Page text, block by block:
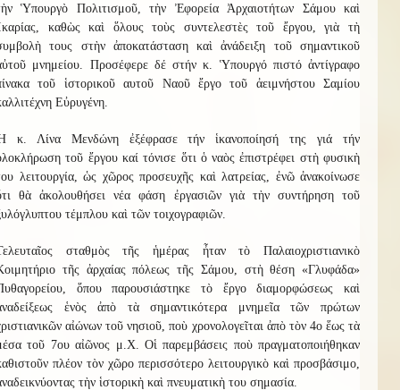
Ὑπουργὸ Πολιτισμοῦ, τὴν Ἐφορεία Ἀρχαιοτήτων Σάμου καὶ
καθὼς καὶ ὅλους τοὺς συντελεστὲς τοῦ ἔργου, γιὰ τὴ
τους στὴν ἀποκατάσταση καὶ ἀνάδειξη τοῦ σημαντικοῦ
μνημείου.
Προσέφερε δέ στήν κ. Ὑπουργό πιστό ἀντίγραφο
τοῦ ἱστορικοῦ αυτοῦ Ναοῦ ἔργο τοῦ ἀειμνήστου Σαμίου
Εὐρυγένη.
κ. Λίνα Μενδώνη ἐξέφρασε
τήν ἱκανοποίησή της γιά τήν
τοῦ ἔργου καί τόνισε ὅτι ὁ ναὸς ἐπιστρέφει στὴ φυσικὴ
λειτουργία, ὡς χῶρος προσευχῆς καὶ λατρείας, ἐνῶ ἀνακοίνωσε
θὰ ἀκολουθήσει νέα φάση ἐργασιῶν γιὰ τὴν
συντήρηση τοῦ
τέμπλου καὶ τῶν τοιχογραφιῶν.
σταθμὸς τῆς ἡμέρας ἦταν τὸ Παλαιοχριστιανικὸ
τῆς ἀρχαίας πόλεως τῆς Σάμου, στὴ θέση «Γλυφάδα»
ὅπου παρουσιάστηκε τὸ ἔργο διαμορφώσεως καὶ
ἑνὸς ἀπὸ τὰ σημαντικότερα μνημεῖα τῶν πρώτων
αἰώνων τοῦ νησιοῦ, ποὺ χρονολογεῖται ἀπὸ τὸν 4ο ἕως τὰ
τοῦ 7ου αἰῶνος μ.Χ. Οἱ παρεμβάσεις ποὺ πραγματοποιήθηκαν
πλέον τὸν χῶρο περισσότερο λειτουργικὸ καὶ προσβάσιμο,
τὴν ἱστορικὴ καὶ πνευματικὴ του σημασία.